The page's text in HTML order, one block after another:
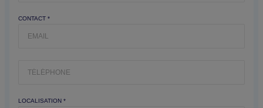
CONTACT *
LOCALISATION *